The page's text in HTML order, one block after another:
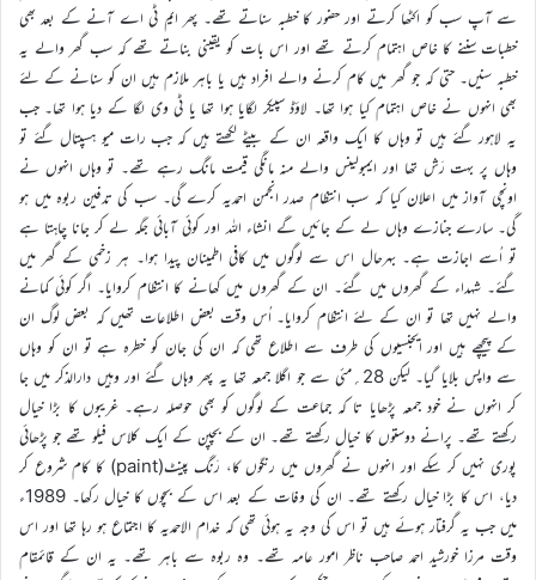
سے آپ سب کو اکٹھا کرتے اور حضور کا خطبہ سناتے تھے۔ پھر ایم ٹی اے آنے کے بعد بھی
خطبات سننے کا خاص اہتمام کرتے تھے اور اس بات کو یقینی بناتے تھے کہ سب گھر والے یہ
خطبہ سنیں۔ حتی کہ جو گھر میں کام کرنے والے افراد ہیں یا باہر ملازم ہیں ان کو سنانے کے لئے
بھی انہوں نے خاص اہتمام کیا ہوا تھا۔ لاؤڈ سپیکر لگایا ہوا تھا یا ٹی وی لگا کے دیا ہوا تھا۔ جب
یہ لاہور گئے ہیں تو وہاں کا ایک واقعہ ان کے بیٹے لکھتے ہیں کہ جب رات میو ہسپتال گئے تو
وہاں پر بہت رَش تھا اور ایمبولینس والے منہ مانگی قیمت مانگ رہے تھے۔ تو وہاں انہوں نے
اونچی آواز میں اعلان کیا کہ سب انتظام صدر انجمن احمدیہ کرے گی۔ سب کی تدفین ربوہ میں ہو
گی۔ سارے جنازے وہاں لے کے جائیں گے انشاء اللہ اور کوئی آبائی جگہ لے کر جانا چاہتا ہے
تو اُسے اجازت ہے۔ بہرحال اس سے لوگوں میں کافی اطمینان پیدا ہوا۔ ہر زخمی کے گھر میں
گئے۔ شہداء کے گھروں میں گئے۔ ان کے گھروں میں کھانے کا انتظام کروایا۔ اگر کوئی کمانے
والے نہیں تھا تو ان کے لئے انتظام کروایا۔ اُس وقت بعض اطلاعات تھیں کہ بعض لوگ ان
کے پیچھے ہیں اور ایجنسیوں کی طرف سے اطلاع تھی کہ ان کی جان کو خطرہ ہے تو ان کو وہاں
سے واپس بلایا گیا۔ لیکن 28؍مئی سے جو اگلا جمعہ تھا یہ پھر وہاں گئے اور وہیں دارالذکر میں جا
کر انہوں نے خود جمعہ پڑھایا تا کہ جماعت کے لوگوں کو بھی حوصلہ رہے۔ غریبوں کا بڑا خیال
رکھتے تھے۔ پرانے دوستوں کا خیال رکھتے تھے۔ ان کے بچپن کے ایک کلاس فیلو تھے جو پڑھائی
پوری نہیں کر سکے اور انہوں نے گھروں میں رنگوں کا، رَنگ پینٹ(paint) کا کام شروع کر
دیا، اس کا بڑا خیال رکھتے تھے۔ ان کی وفات کے بعد اس کے بچوں کا خیال رکھا۔ 1989ء
میں جب یہ گرفتار ہوئے ہیں تو اس کی وجہ یہ ہوئی تھی کہ خدام الاحمدیہ کا اجتماع ہو رہا تھا اور اس
وقت مرزا خورشید احمد صاحب ناظر امور عامہ تھے۔ وہ ربوہ سے باہر تھے۔ یہ ان کے قائمقام